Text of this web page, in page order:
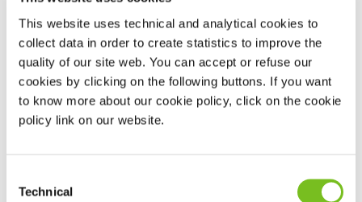
This website uses technical and analytical cookies to
collect data in order to create statistics to improve the
quality of our site web. You can accept or refuse our
cookies by clicking on the following buttons. If you want
to know more about our cookie policy, click on the cookie
policy link on our website.
Selection
Technical
informatie te krijgen over de kwaliteit van de ademhaling
tijdens de slaap.
Als u vragen heeft over monitoring kunt u ons op
werkdagen tussen 8:30 en 17:00 bereiken via:013-
5231022.